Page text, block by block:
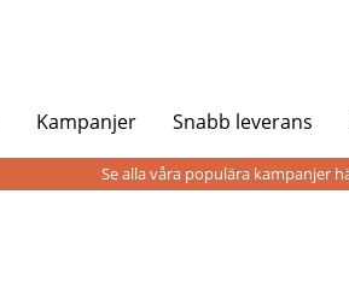
Kampanjer Snabb leverans
Se alla våra populära kampanjer